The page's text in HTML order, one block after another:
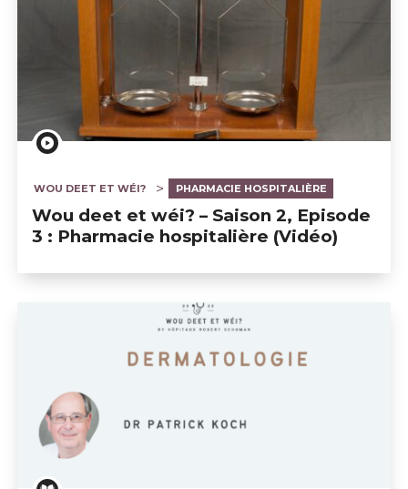
WOU DEET ET WÉI? PHARMACIE HOSPITALIÈRE
Wou deet et wéi? – Saison 2, Episode
3 : Pharmacie hospitalière (Vidéo)